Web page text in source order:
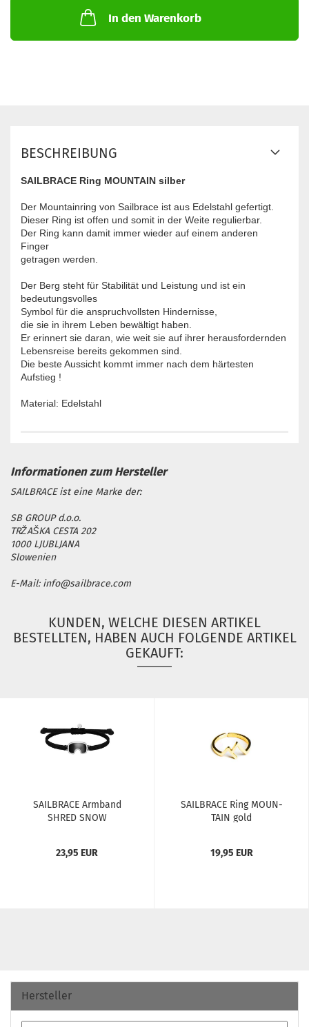
In den Warenkorb
BESCHREIBUNG
SAILBRACE Ring MOUNTAIN silber
Der Mountainring von Sailbrace ist aus Edelstahl gefertigt.
Dieser Ring ist offen und somit in der Weite regulierbar.
Der Ring kann damit immer wieder auf einem anderen
Finger
getragen werden.
Der Berg steht für Stabilität und Leistung und ist ein
bedeutungsvolles
Symbol für die anspruchvollsten Hindernisse,
die sie in ihrem Leben bewältigt haben.
Er erinnert sie daran, wie weit sie auf ihrer herausfordernden
Lebensreise bereits gekommen sind.
Die beste Aussicht kommt immer nach dem härtesten
Aufstieg !
Material: Edelstahl
SAILBRACE ist eine Marke der:
SB GROUP d.o.o.
TRŽAŠKA CESTA 202
1000 LJUBLJANA
Slowenien
E-Mail: info@sailbrace.com
KUNDEN, WELCHE DIESEN ARTIKEL
BESTELLTEN, HABEN AUCH FOLGENDE ARTIKEL
GEKAUFT:
SAILBRACE Arm­band
SHRED SNOW
23,95 EUR
SAILBRACE Ring MOUN­
TAIN gold
19,95 EUR
Hersteller